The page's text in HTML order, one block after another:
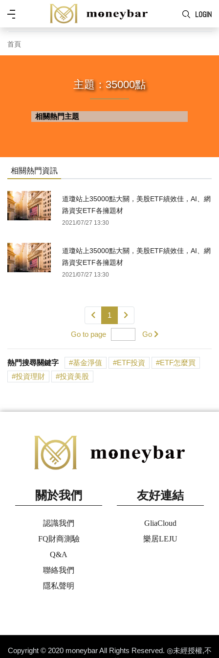
Skip to main content
LOGIN
功
首頁
主題：35000點
相關熱門主題
相關熱門資訊
道瓊站上35000點大關，美股ETF績效佳，AI、網
路資安ETF各擁題材
2021/07/27 13:30
道瓊站上35000點大關，美股ETF績效佳，AI、網
路資安ETF各擁題材
2021/07/27 13:30
1
Go to page Go
熱門搜尋關鍵字 基金淨值 ETF投資
ETF怎麼買
投資理財
投資美股
關於我們
認識我們
FQ財商測驗
Q&A
聯絡我們
隱私聲明
友好連結
GliaCloud
樂居LEJU
Copyright © 2020 moneybar All Rights Reserved. ◎未經授權,不